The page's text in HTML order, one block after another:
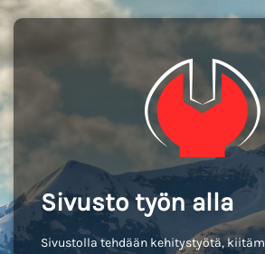
Sivusto työn alla
Sivustolla tehdään kehitystyötä,